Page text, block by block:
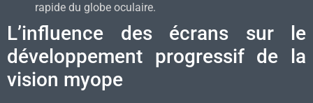
rapide du globe oculaire.
L’influence des écrans sur le
développement progressif de la
vision myope